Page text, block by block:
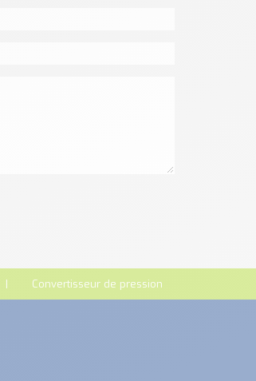
Convertisseur de pression